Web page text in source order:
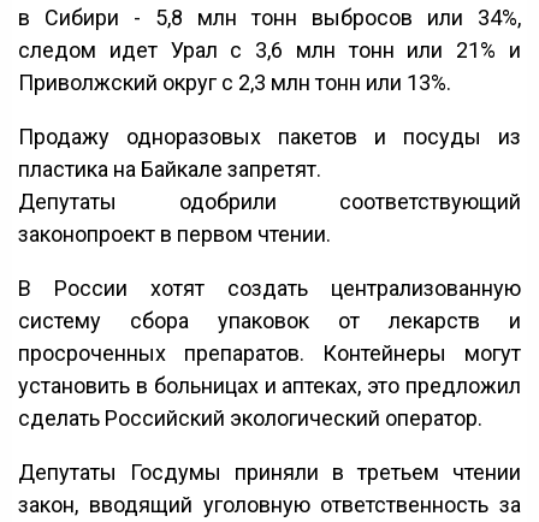
в Сибири - 5,8 млн тонн выбросов или 34%,
следом идет Урал с 3,6 млн тонн или 21% и
Приволжский округ с 2,3 млн тонн или 13%.
Продажу одноразовых пакетов и посуды из
пластика на Байкале запретят.
Депутаты одобрили соответствующий
законопроект в первом чтении.
В России хотят создать централизованную
систему сбора упаковок от лекарств и
просроченных препаратов. Контейнеры могут
установить в больницах и аптеках, это предложил
сделать Российский экологический оператор.
Депутаты Госдумы приняли в третьем чтении
закон, вводящий уголовную ответственность за